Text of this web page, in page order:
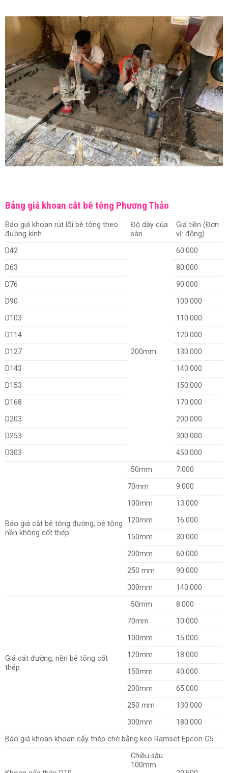
Bảng giá khoan cắt bê tông Phương Thảo
Báo giá khoan rút lõi bê tông theo
đường kính
Độ dày của
sàn
Giá tiền (Đơn
vị: đồng)
D42
200mm
60.000
D63
80.000
D76
90.000
D90
100.000
D103
110.000
D114
120.000
D127
130.000
D143
140.000
D153
150.000
D168
170.000
D203
200.000
D253
300.000
D303
450.000
Báo giá cắt bê tông đường, bê tông
nền không cốt thép
50mm
7.000
70mm
9.000
100mm
13.000
120mm
16.000
150mm
30.000
200mm
60.000
250 mm
90.000
300mm
140.000
Giá cắt đường, nền bê tông cốt
thép
50mm
8.000
70mm
10.000
100mm
15.000
120mm
18.000
150mm
40.000
200mm
65.000
250 mm
130.000
300mm
180.000
Báo giá khoan khoan cấy thép chờ bằng keo Ramset Epcon G5
Chiều sâu
100mm